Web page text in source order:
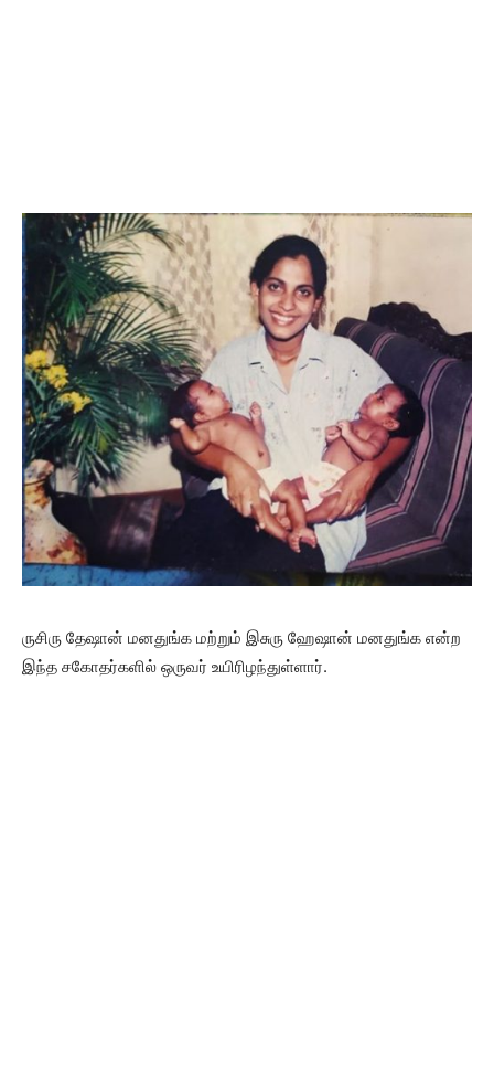
ருசிரு தேஷான் மனதுங்க மற்றும் இசுரு ஹேஷான் மனதுங்க என்ற
இந்த சகோதர்களில் ஒருவர் உயிரிழந்துள்ளார்.